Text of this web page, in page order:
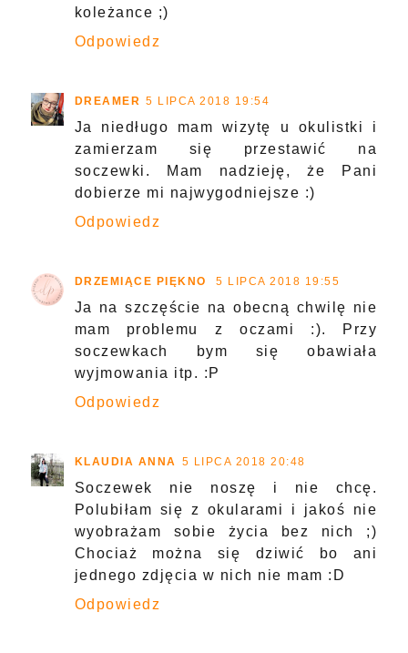
koleżance ;)
Odpowiedz
DREAMER 5 LIPCA 2018 19:54
Ja niedługo mam wizytę u okulistki i
zamierzam się przestawić na
soczewki. Mam nadzieję, że Pani
dobierze mi najwygodniejsze :)
Odpowiedz
DRZEMIĄCE PIĘKNO 5 LIPCA 2018 19:55
Ja na szczęście na obecną chwilę nie
mam problemu z oczami :). Przy
soczewkach bym się obawiała
wyjmowania itp. :P
Odpowiedz
KLAUDIA ANNA 5 LIPCA 2018 20:48
Soczewek nie noszę i nie chcę.
Polubiłam się z okularami i jakoś nie
wyobrażam sobie życia bez nich ;)
Chociaż można się dziwić bo ani
jednego zdjęcia w nich nie mam :D
Odpowiedz